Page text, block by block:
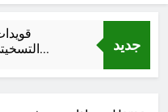
جديد